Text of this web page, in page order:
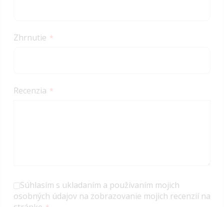
Zhrnutie
Recenzia
Súhlasím s ukladaním a používaním mojich
osobných údajov na zobrazovanie mojich recenzií na